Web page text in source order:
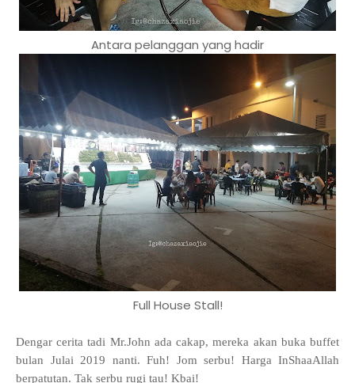
Antara pelanggan yang hadir
Full House Stall!
Dengar cerita tadi Mr.John ada cakap, mereka akan buka buffet
bulan Julai 2019 nanti. Fuh! Jom serbu! Harga InShaaAllah
berpatutan. Tak serbu rugi tau! Kbai!